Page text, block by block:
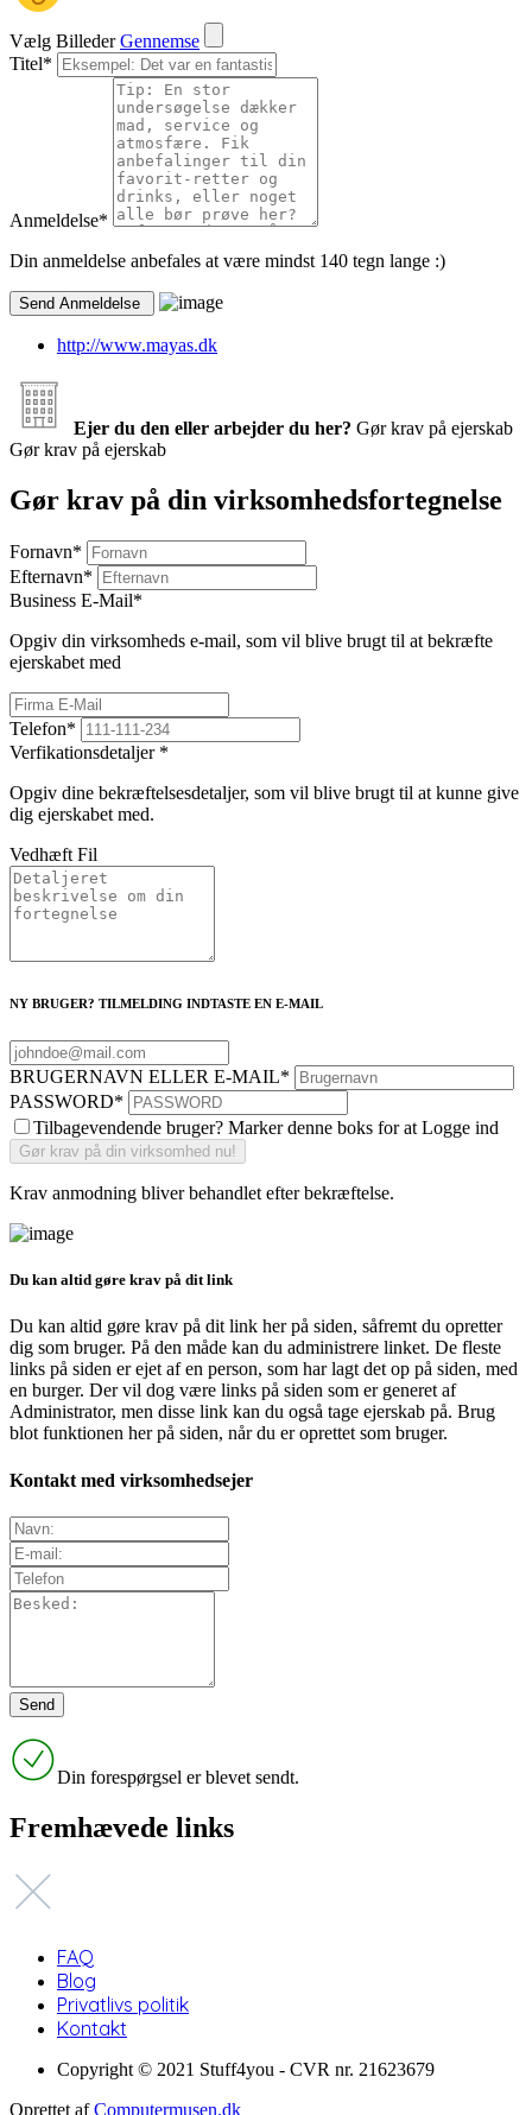
Vælg Billeder Gennemse
Titel*
Anmeldelse*
Din anmeldelse anbefales at være mindst 140 tegn lange :)
http://www.mayas.dk
Ejer du den eller arbejder du her? Gør krav på ejerskab
Gør krav på ejerskab
Gør krav på din virksomhedsfortegnelse
Fornavn*
Efternavn*
Business E-Mail*
Opgiv din virksomheds e-mail, som vil blive brugt til at bekræfte
ejerskabet med
Telefon*
Verfikationsdetaljer *
Opgiv dine bekræftelsesdetaljer, som vil blive brugt til at kunne give
dig ejerskabet med.
Vedhæft Fil
NY BRUGER? TILMELDING INDTASTE EN E-MAIL
BRUGERNAVN ELLER E-MAIL*
PASSWORD*
Tilbagevendende bruger? Marker denne boks for at Logge ind
Krav anmodning bliver behandlet efter bekræftelse.
Du kan altid gøre krav på dit link
Du kan altid gøre krav på dit link her på siden, såfremt du opretter
dig som bruger. På den måde kan du administrere linket. De fleste
links på siden er ejet af en person, som har lagt det op på siden, med
en burger. Der vil dog være links på siden som er generet af
Administrator, men disse link kan du også tage ejerskab på. Brug
blot funktionen her på siden, når du er oprettet som bruger.
Kontakt med virksomhedsejer
Din forespørgsel er blevet sendt.
Fremhævede links
FAQ
Blog
Privatlivs politik
Kontakt
Copyright © 2021 Stuff4you - CVR nr. 21623679
Oprettet afComputermusen.dk